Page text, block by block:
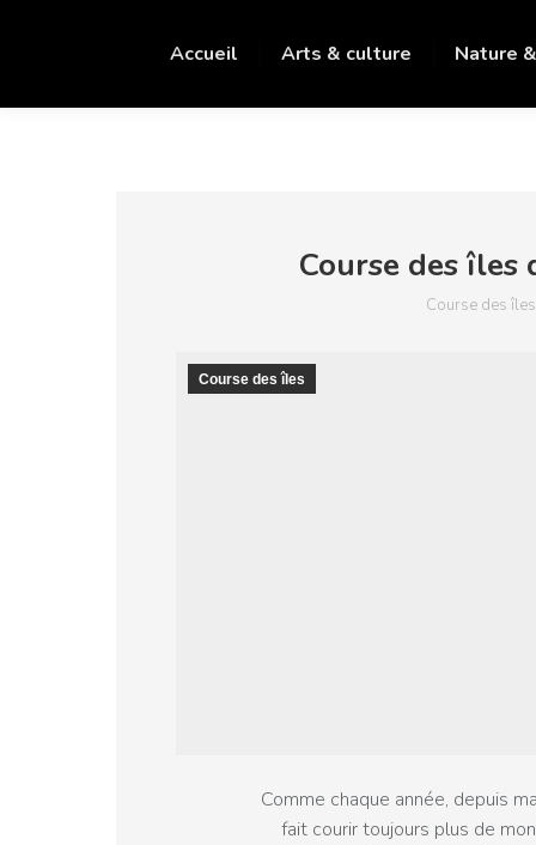
Accueil Arts & culture Nature
Course des îles
Course des îles
Course des îles
Comme chaque année, depuis
fait courir toujours plus de